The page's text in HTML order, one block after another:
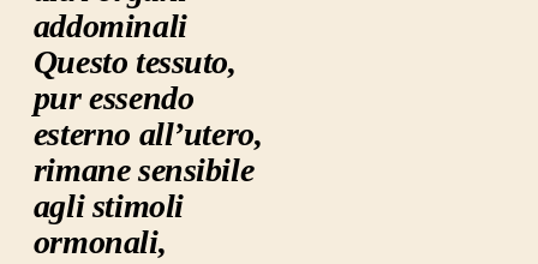
addominali
Questo tessuto,
pur essendo
esterno all’utero,
rimane sensibile
agli stimoli
ormonali,